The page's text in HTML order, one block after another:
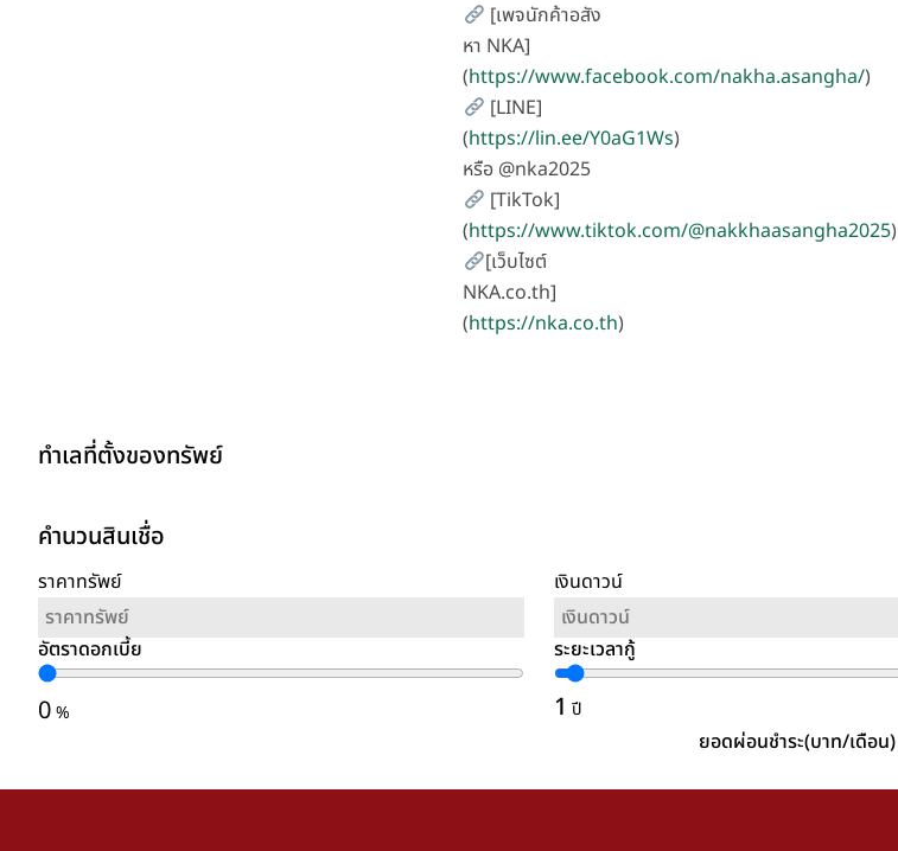
[เพจนักค้าอสัง
หา NKA]
(https://www.facebook.com/nakha.asangha/)
[LINE]
(https://lin.ee/Y0aG1Ws)
หรือ @nka2025
[TikTok]
(https://www.tiktok.com/@nakkhaasangha2025)
[เว็บไซต์
NKA.co.th]
(https://nka.co.th)
ทำเลที่ตั้งของทรัพย์
คำนวนสินเชื่อ
ราคาทรัพย์ เงินดาวน์
อัตราดอกเบี้ย
0%
ระยะเวลากู้
1 ปี
ยอดผ่อนชำระ(บาท/เดือน)